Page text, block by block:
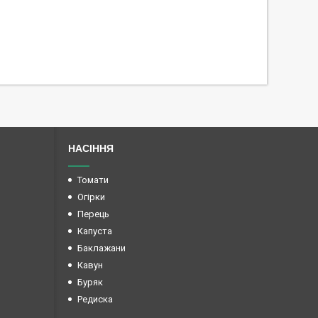
НАСІННЯ
Томати
Огірки
Перець
Капуста
Баклажани
Кавун
Буряк
Редиска